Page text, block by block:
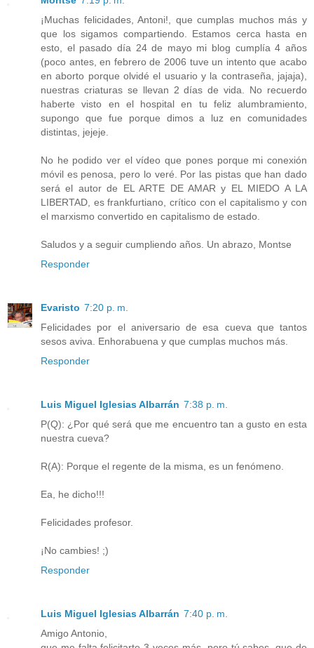
¡Muchas felicidades, Antoni!, que cumplas muchos más y
que los sigamos compartiendo. Estamos cerca hasta en
esto, el pasado día 24 de mayo mi blog cumplía 4 años
(poco antes, en febrero de 2006 tuve un intento que acabo
en aborto porque olvidé el usuario y la contraseña, jajaja),
nuestras criaturas se llevan 2 días de vida. No recuerdo
haberte visto en el hospital en tu feliz alumbramiento,
supongo que fue porque dimos a luz en comunidades
distintas, jejeje.
No he podido ver el vídeo que pones porque mi conexión
móvil es penosa, pero lo veré. Por las pistas que han dado
será el autor de EL ARTE DE AMAR y EL MIEDO A LA
LIBERTAD, es frankfurtiano, crítico con el capitalismo y con
el marxismo convertido en capitalismo de estado.
Saludos y a seguir cumpliendo años. Un abrazo, Montse
Responder
Evaristo 7:20 p. m.
Felicidades por el aniversario de esa cueva que tantos
sesos aviva. Enhorabuena y que cumplas muchos más.
Responder
Luis Miguel Iglesias Albarrán 7:38 p. m.
P(Q): ¿Por qué será que me encuentro tan a gusto en esta
nuestra cueva?
R(A): Porque el regente de la misma, es un fenómeno.
Ea, he dicho!!!
Felicidades profesor.
¡No cambies! ;)
Responder
Luis Miguel Iglesias Albarrán 7:40 p. m.
Amigo Antonio,